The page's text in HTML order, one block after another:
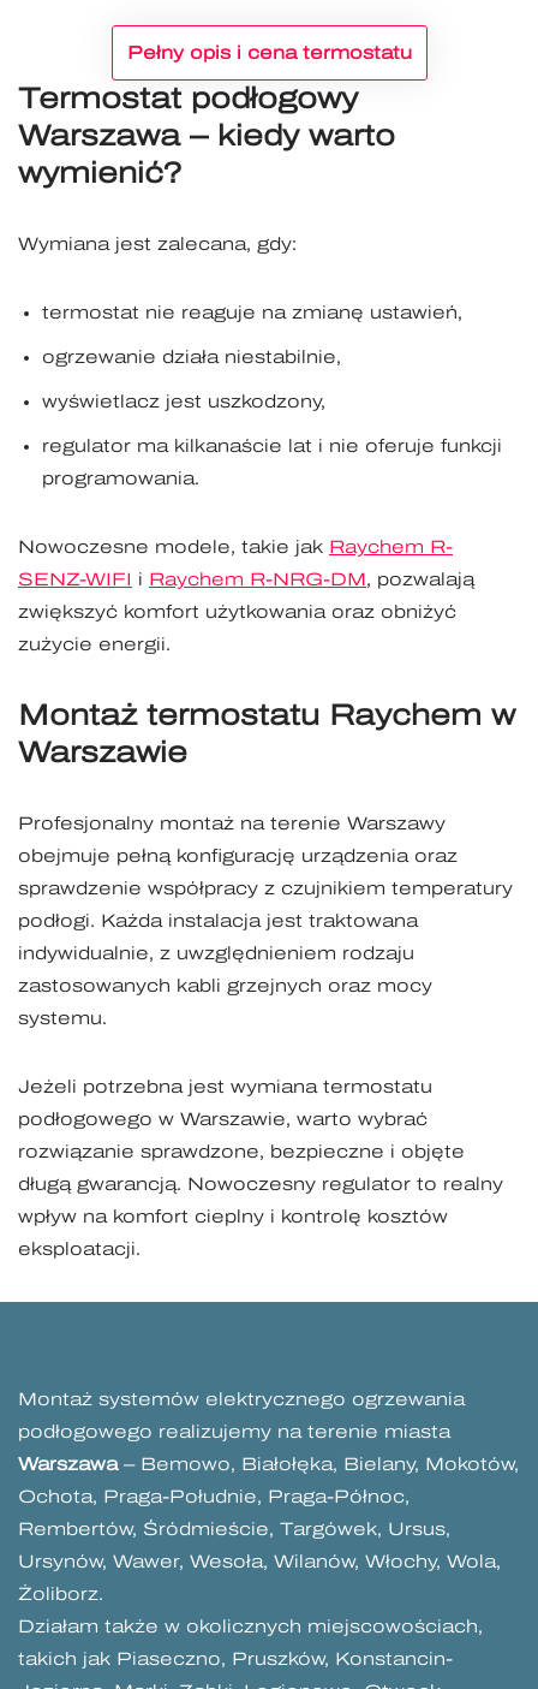
Pełny opis i cena termostatu
Termostat podłogowy
Warszawa – kiedy warto
wymienić?
Wymiana jest zalecana, gdy:
termostat nie reaguje na zmianę ustawień,
ogrzewanie działa niestabilnie,
wyświetlacz jest uszkodzony,
regulator ma kilkanaście lat i nie oferuje funkcji
programowania.
Nowoczesne modele, takie jak Raychem R-
SENZ-WIFI i Raychem R-NRG-DM, pozwalają
zwiększyć komfort użytkowania oraz obniżyć
zużycie energii.
Montaż termostatu Raychem w
Warszawie
Profesjonalny montaż na terenie Warszawy
obejmuje pełną konfigurację urządzenia oraz
sprawdzenie współpracy z czujnikiem temperatury
podłogi. Każda instalacja jest traktowana
indywidualnie, z uwzględnieniem rodzaju
zastosowanych kabli grzejnych oraz mocy
systemu.
Jeżeli potrzebna jest wymiana termostatu
podłogowego w Warszawie, warto wybrać
rozwiązanie sprawdzone, bezpieczne i objęte
długą gwarancją. Nowoczesny regulator to realny
wpływ na komfort cieplny i kontrolę kosztów
eksploatacji.
Montaż systemów elektrycznego ogrzewania
podłogowego realizujemy na terenie miasta
Warszawa– Bemowo, Białołęka, Bielany, Mokotów,
Ochota, Praga-Południe, Praga-Północ,
Rembertów, Śródmieście, Targówek, Ursus,
Ursynów, Wawer, Wesoła, Wilanów, Włochy, Wola,
Żoliborz.
Działam także w okolicznych miejscowościach,
takich jak Piaseczno, Pruszków, Konstancin-